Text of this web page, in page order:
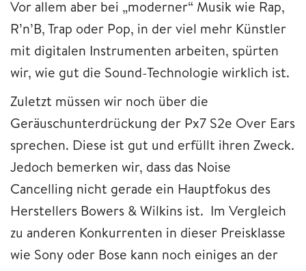
Vor allem aber bei „moderner“ Musik wie Rap,
R’n’B, Trap oder Pop, in der viel mehr Künstler
mit digitalen Instrumenten arbeiten, spürten
wir, wie gut die Sound-Technologie wirklich ist.
Zuletzt müssen wir noch über die
Geräuschunterdrückung der Px7 S2e Over Ears
sprechen. Diese ist gut und erfüllt ihren Zweck.
Jedoch bemerken wir, dass das Noise
Cancelling nicht gerade ein Hauptfokus des
Herstellers Bowers & Wilkins ist. Im Vergleich
zu anderen Konkurrenten in dieser Preisklasse
wie Sony oder Bose kann noch einiges an der